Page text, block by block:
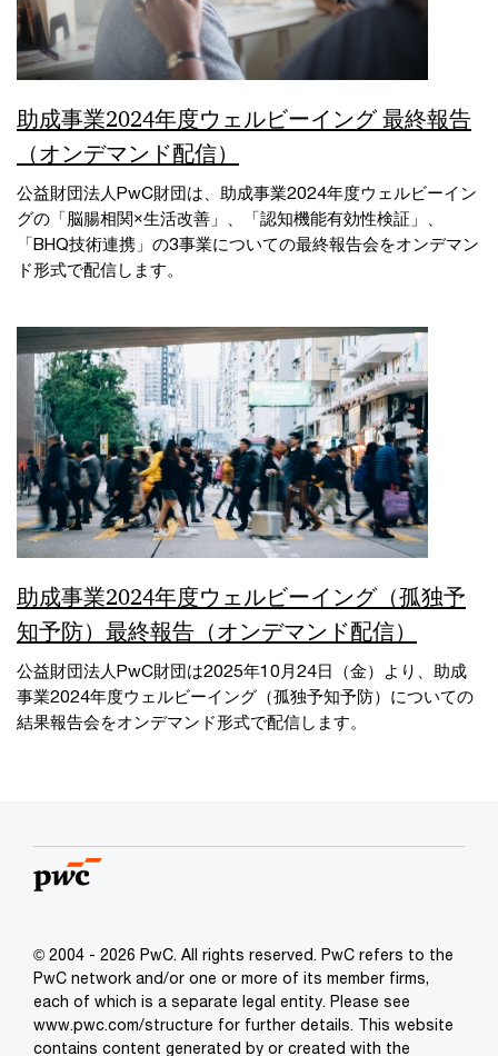
助成事業2024年度ウェルビーイング 最終報告
（オンデマンド配信）
公益財団法人PwC財団は、助成事業2024年度ウェルビーイン
グの「脳腸相関×生活改善」、「認知機能有効性検証」、
「BHQ技術連携」の3事業についての最終報告会をオンデマン
ド形式で配信します。
助成事業2024年度ウェルビーイング（孤独予
知予防）最終報告（オンデマンド配信）
公益財団法人PwC財団は2025年10月24日（金）より、助成
事業2024年度ウェルビーイング（孤独予知予防）についての
結果報告会をオンデマンド形式で配信します。
© 2004 - 2026 PwC. All rights reserved. PwC refers to the
PwC network and/or one or more of its member firms,
each of which is a separate legal entity. Please see
www.pwc.com/structure for further details. This website
contains content generated by or created with the